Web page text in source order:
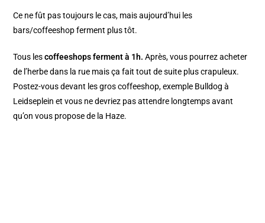
Ce ne fût pas toujours le cas, mais aujourd’hui les
bars/coffeeshop ferment plus tôt.
Tous lescoffeeshops ferment à 1h. Après, vous pourrez acheter
de l’herbe dans la rue mais ça fait tout de suite plus crapuleux.
Postez-vous devant les gros coffeeshop, exemple Bulldog à
Leidseplein et vous ne devriez pas attendre longtemps avant
qu’on vous propose de la Haze.